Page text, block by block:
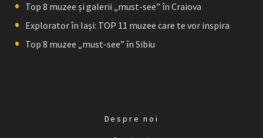
Top 8 muzee și galerii „must-see” în Craiova
Explorator în Iași: TOP 11 muzee care te vor inspira
Top 8 muzee „must-see” în Sibiu
Despre noi